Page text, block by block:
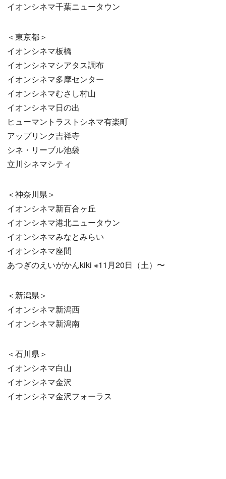
イオンシネマ千葉ニュータウン
＜東京都＞
イオンシネマ板橋
イオンシネマシアタス調布
イオンシネマ多摩センター
イオンシネマむさし村山
イオンシネマ日の出
ヒューマントラストシネマ有楽町
アップリンク吉祥寺
シネ・リーブル池袋
立川シネマシティ
＜神奈川県＞
イオンシネマ新百合ヶ丘
イオンシネマ港北ニュータウン
イオンシネマみなとみらい
イオンシネマ座間
あつぎのえいがかんkiki ※11月20日（土）〜
＜新潟県＞
イオンシネマ新潟⻄
イオンシネマ新潟南
＜石川県＞
イオンシネマ白山
イオンシネマ金沢
イオンシネマ金沢フォーラス